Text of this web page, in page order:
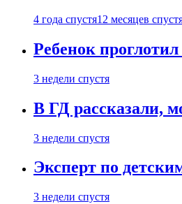
4 года спустя12 месяцев
Ребенок
3 недели спустя
В ГД рассказали,
3 недели спустя
Эксперт по
3 недели спустя